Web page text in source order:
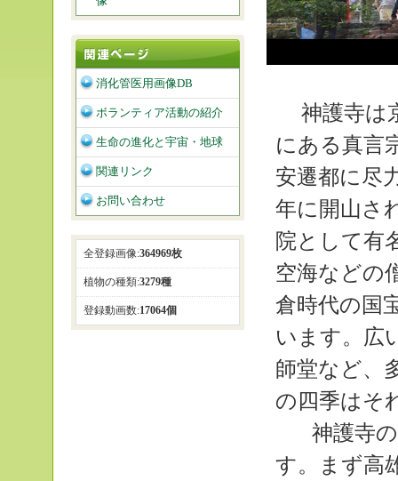
神護寺は
にある真言
安遷都に尽
年に開山さ
院として有
空海などの
倉時代の国
います。広
師堂など、
の四季はそ
神護寺の
す。まず高
消化管医用画像DB
ボランティア活動の紹介
生命の進化と宇宙・地球
関連リンク
お問い合わせ
全登録画像:364969枚
植物の種類:3279種
登録動画数:17064個